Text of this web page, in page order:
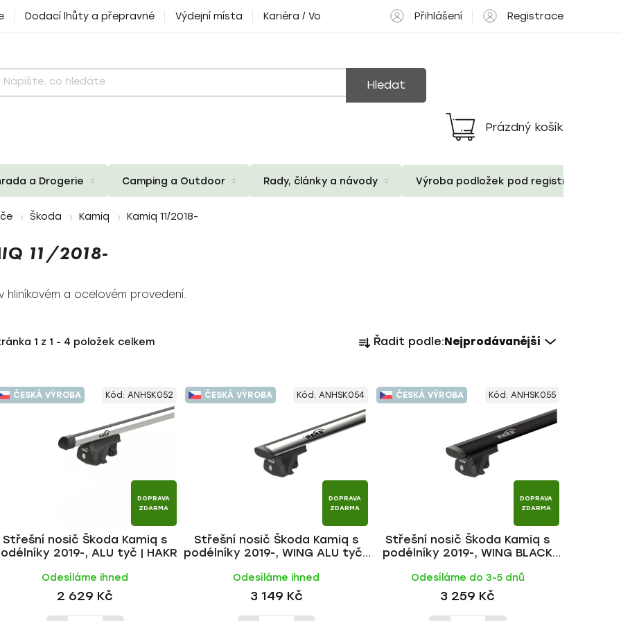
Dodací lhůty a přepravné Výdejní místa Kariéra / Volné pozice Přihlášení Registrace
Hledat
Nákupní
košík
Prázdný košík
a Drogerie Camping a Outdoor Rady, články a návody Výroba podložek pod registrační
Škoda Kamiq Kamiq 11/2018-
11/2018-
hliníkovém a ocelovém provedení.
1 z 1 - 4 položek celkem
a
n
í
o
d
u
k
t
Řadit podle:Nejprodávanější
ČESKÁ VÝROBA
DOPRAVA
ZDARMA
Střešní nosič Škoda Kamiq s
2019-, ALU tyč | HAKR
Odesíláme ihned
2 629 Kč
Kód: ANHSK052 ČESKÁ VÝROBA
DOPRAVA
ZDARMA
Střešní nosič Škoda Kamiq s
podélníky 2019-, WING ALU tyč |
Odesíláme ihned
3 149 Kč
Kód: ANHSK054 ČESKÁ VÝROBA
DOPRAVA
ZDARMA
Střešní nosič Škoda Kamiq s
podélníky 2019-, WING BLACK
Odesíláme do 3-5 dnů
3 259 Kč
Kód: ANHSK055